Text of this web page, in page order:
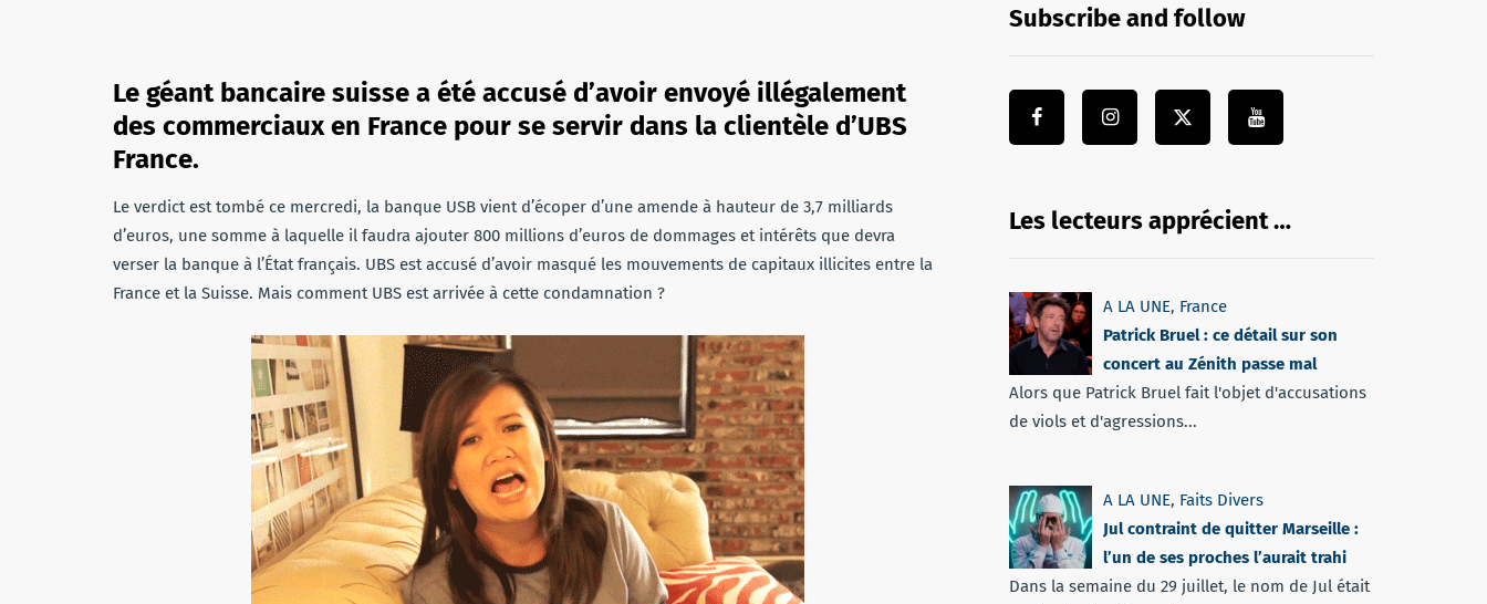
Le géant bancaire suisse a été accusé d’avoir envoyé illégalement
des commerciaux en France pour se servir dans la clientèle d’UBS
France.
Le verdict est tombé ce mercredi, la banque USB vient d’écoper d’une amende à hauteur de 3,7 milliards
d’euros, une somme à laquelle il faudra ajouter 800 millions d’euros de dommages et intérêts que devra
verser la banque à l’État français. UBS est accusé d’avoir masqué les mouvements de capitaux illicites entre la
France et la Suisse. Mais comment UBS est arrivée à cette condamnation ?
Subscribe and follow
Les lecteurs apprécient …
A LA UNE, France
Patrick Bruel : ce détail sur son
concert au Zénith passe mal
Alors que Patrick Bruel fait l'objet d'accusations
de viols et d'agressions...
A LA UNE, Faits Divers
Jul contraint de quitter Marseille :
l’un de ses proches l’aurait trahi
Dans la semaine du 29 juillet, le nom de Jul était